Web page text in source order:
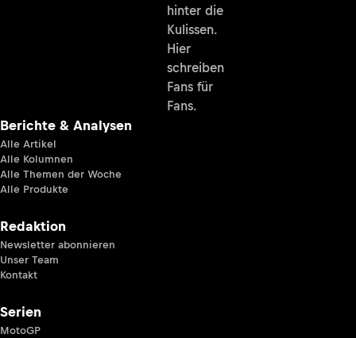
hinter die
Kulissen.
Hier
schreiben
Fans für
Fans.
Berichte & Analysen
Alle Artikel
Alle Kolumnen
Alle Themen der Woche
Alle Produkte
Redaktion
Newsletter abonnieren
Unser Team
Kontakt
Serien
MotoGP